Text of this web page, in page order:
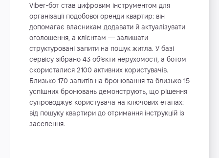
Viber-бот став цифровим інструментом для
організації подобової оренди квартир: він
допомагає власникам додавати й актуалізувати
оголошення, а клієнтам — залишати
структуровані запити на пошук житла. У базі
сервісу зібрано 43 об’єкти нерухомості, а ботом
скористалися 2100 активних користувачів.
Близько 170 запитів на бронювання та близько 15
успішних бронювань демонструють, що рішення
супроводжує користувача на ключових етапах:
від пошуку квартири до отримання інструкцій із
заселення.